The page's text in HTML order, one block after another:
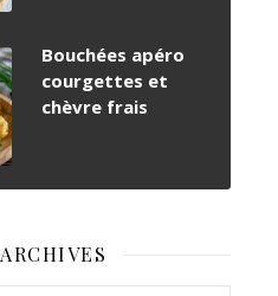
Bouchées apéro
courgettes et
chèvre frais
ARCHIVES